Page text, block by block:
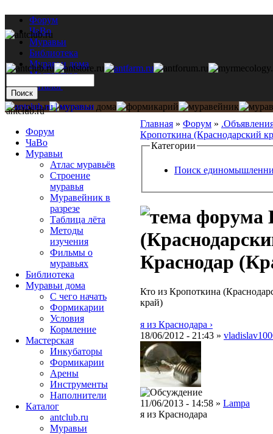
Форум
ЧаВо
Муравьи
Библиотека
Муравьи дома
Мастерская
Каталог
Главная » Форум »
Кропоткина (Краснодарский
Категории
Поиск
Краснодар
Кто из Кропоткина
край)
я из Краснодара ›
18/06/2012 - 21:43 »
11/06/2013 - 14:58 » Lampa
я из Краснодара
antclub.ru
Форум
ЧаВо
Муравьи
Атлас муравьёв
Строение
муравья
Муравейник в
разрезе
Таблица лёта
Методы
изучения
Фильмы о
муравьях
Библиотека
Муравьи дома
С чего начать
Формикарии
Условия
Кормление
Мастерская
Инкубаторы
Формикарии
Арены
Инструменты
Наполнители
Каталог
antclub.ru
Муравьи